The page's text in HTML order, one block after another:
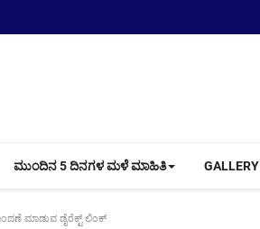
ಮುಂದಿನ 5 ದಿನಗಳ ಮಳೆ ಮಾಹಿತಿ GALLERY
ಮಾಡುವ ಡೈರೆಕ್ಟ್ ಲಿಂಕ್